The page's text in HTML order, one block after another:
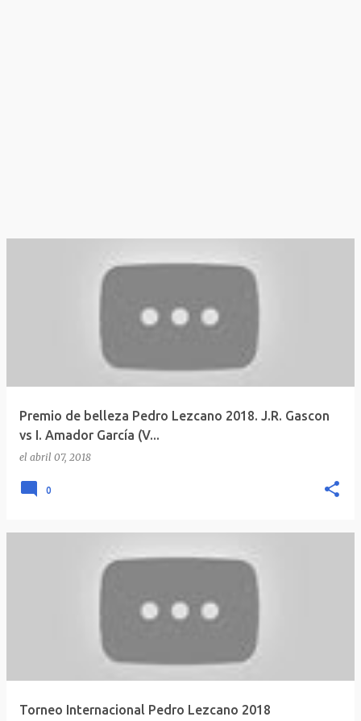
Premio de belleza Pedro Lezcano 2018. J.R. Gascon
vs I. Amador García (V...
el abril 07, 2018
0
Torneo Internacional Pedro Lezcano 2018